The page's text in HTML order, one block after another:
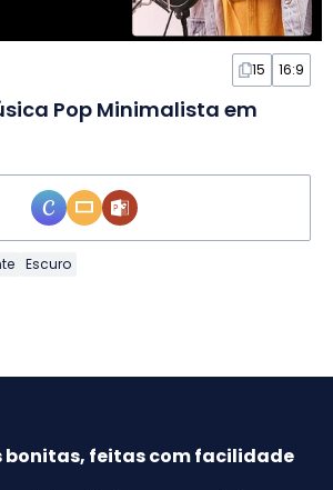
15 16:9
Pop Minimalista em
Escuro
bonitas, feitas com facilidade